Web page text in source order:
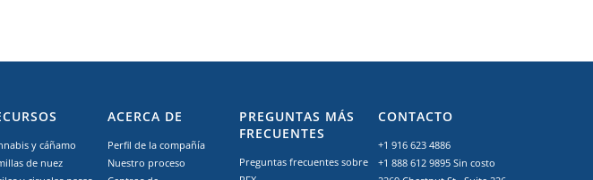
y cáñamo
de nuez
ACERCA DE
Perfil de la compañía
Nuestro proceso
PREGUNTAS MÁS
FRECUENTES
Preguntas frecuentes sobre
CONTACTO
+1 916 623 4886
+1 888 612 9895Sin costo